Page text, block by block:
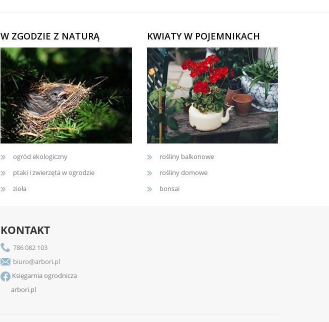
W ZGODZIE Z NATURĄ
ogród ekologiczny
ptaki i zwierzęta w ogrodzie
zioła
KWIATY W POJEMNIKACH
rośliny balkonowe
rośliny domowe
bonsai
KONTAKT
786 082 103
biuro@arbori.pl
Księgarnia ogrodnicza
arbori.pl